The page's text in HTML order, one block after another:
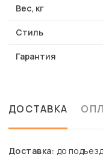
Вес, кг
Стиль
Гарантия
ДОСТАВКА
Доставка: до